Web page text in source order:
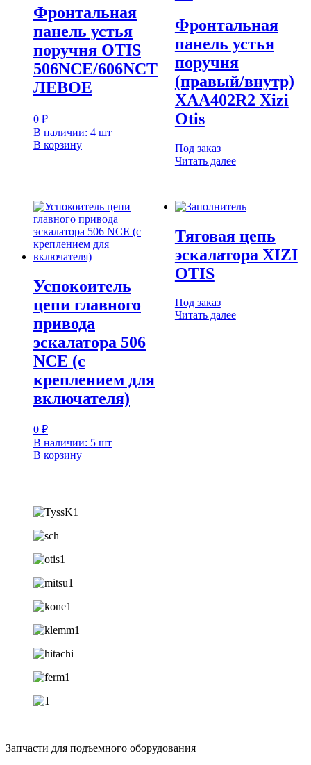
Фронтальная
панель устья
поручня OTIS
506NCE/606NCT
ЛЕВОЕ
0 ₽
В наличии: 4 шт
В корзину
Фронтальная
панель устья
поручня
(правый/внутр)
XAA402R2 Xizi
Otis
Под заказ
Читать далее
Успокоитель
цепи главного
привода
эскалатора 506
NCE (с
креплением для
включателя)
0 ₽
В наличии: 5 шт
В корзину
Тяговая цепь
эскалатора XIZI
OTIS
Под заказ
Читать далее
Запчасти для подъемного оборудования